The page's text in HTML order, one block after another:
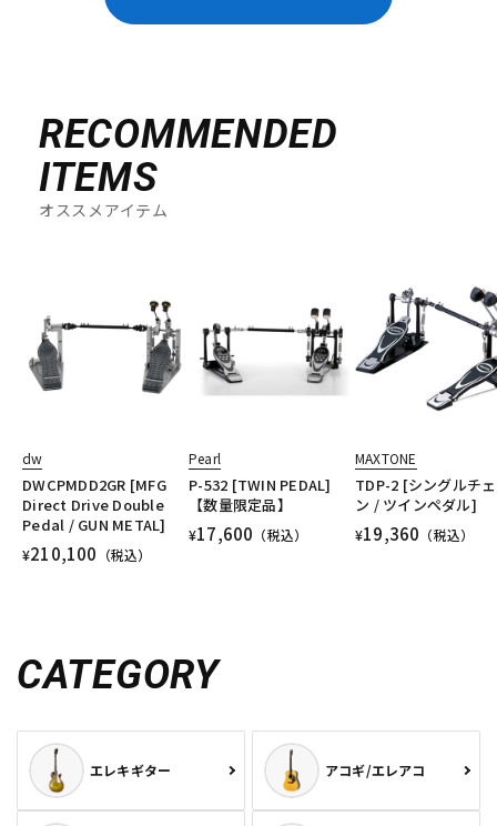
RECOMMENDED
ITEMS
オススメアイテム
dw
DWCPMDD2GR [MFG
Direct Drive Double
Pedal / GUN METAL]
¥210,100 （税込）
Pearl
P-532 [TWIN PEDAL]
【数量限定品】
¥17,600 （税込）
MAXTONE
TDP-2 [シングルチ
ン / ツインペダル]
¥19,360 （税込）
CATEGORY
エレキギター アコギ/エレアコ